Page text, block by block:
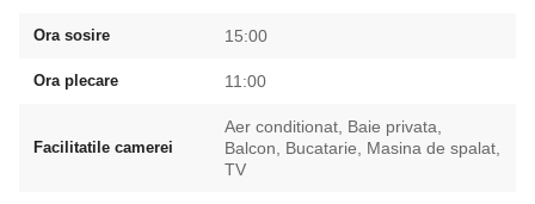
Ora sosire 15:00
Ora plecare 11:00
Facilitatile camerei
Aer conditionat, Baie privata,
Balcon, Bucatarie, Masina de spalat,
TV